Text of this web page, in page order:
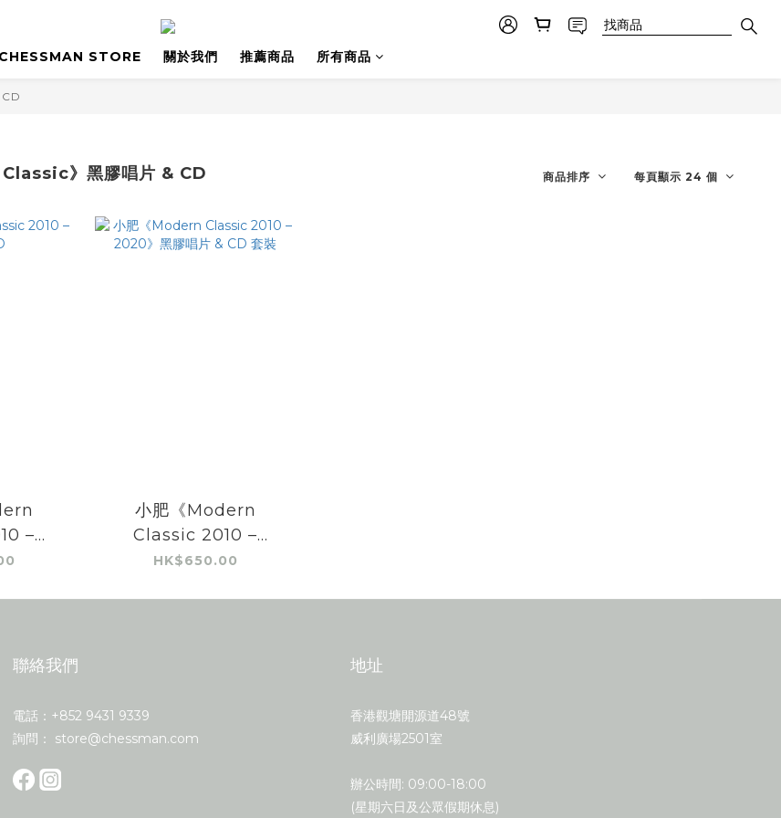
STORE
關於我們 推薦商品 所有商品
》黑膠唱片 & CD 商品排序 每頁顯示 24 個
–
小肥《Modern
Classic 2010 –
2020》黑膠唱片 & CD
HK$650.00
聯絡我們
電話：+852 9431 9339
詢問： store@chessman.com
地址
香港觀塘開源道48號
威利廣場2501室
辦公時間: 09:00-18:00
(星期六日及公眾假期休息)